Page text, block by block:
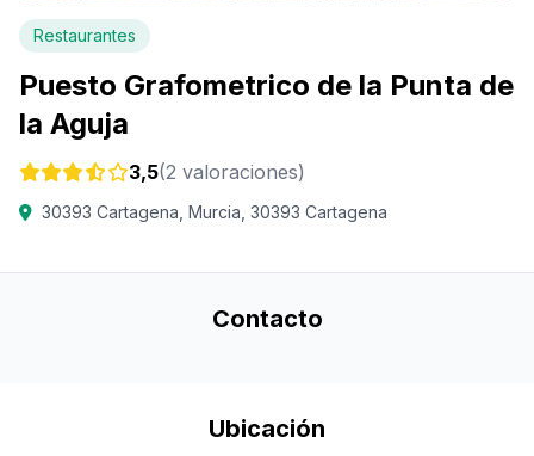
Restaurantes
Puesto Grafometrico de la Punta de
la Aguja
3,5(2 valoraciones)
30393 Cartagena, Murcia, 30393 Cartagena
Contacto
Ubicación